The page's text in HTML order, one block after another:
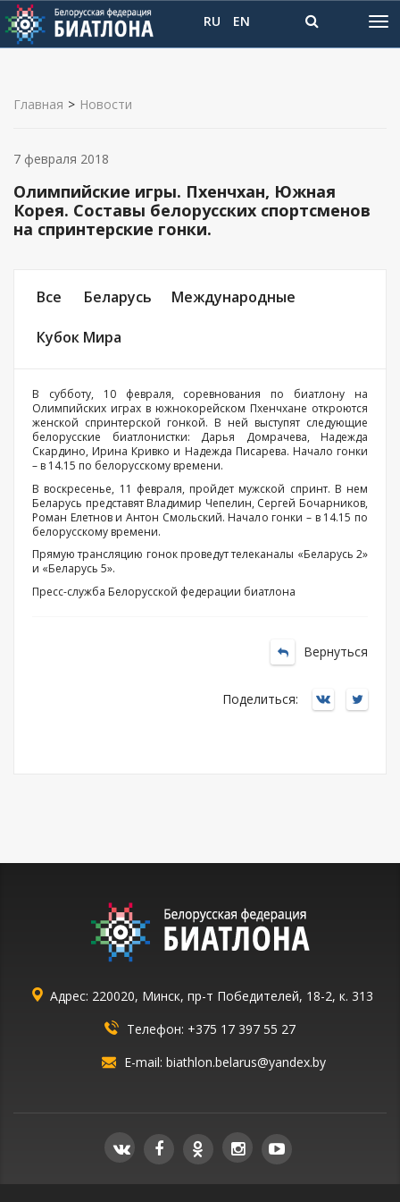
RU EN
Главная > Новости
Олимпийские игры. Пхенчхан, Южная
Корея. Составы белорусских спортсменов
на спринтерские гонки.
Все Беларусь Международные
Кубок Мира
7 февраля 2018
В субботу, 10 февраля, соревнования по биатлону на
Олимпийских играх в южнокорейском Пхенчхане откроются
женской спринтерской гонкой. В ней выступят следующие
белорусские биатлонистки: Дарья Домрачева, Надежда
Скардино, Ирина Кривко и Надежда Писарева. Начало гонки
– в 14.15 по белорусскому времени.
В воскресенье, 11 февраля, пройдет мужской спринт. В нем
Беларусь представят Владимир Чепелин, Сергей Бочарников,
Роман Елетнов и Антон Смольский. Начало гонки – в 14.15 по
белорусскому времени.
Прямую трансляцию гонок проведут телеканалы «Беларусь 2»
и «Беларусь 5».
Пресс-служба Белорусской федерации биатлона
Вернуться
Поделиться:
Адрес: 220020, Минск, пр-т Победителей, 18-2, к. 313
Телефон: +375 17 397 55 27
E-mail: biathlon.belarus@yandex.by